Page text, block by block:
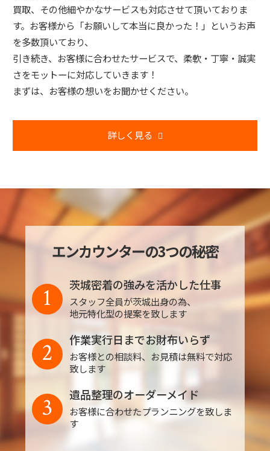
買取、その他細やかなサービスも対応させて頂いておりま
す。お客様から「お願いして本当に良かった！」というお声
を多数頂いており、
引き続き、お客様に合わせたサービスで、柔軟・丁寧・誠実
さをモットーに対応していきます！
まずは、お客様の想いをお聞かせください。
詳しく見る
エンカウンターの3つの秘密
茨城密着の強みを活かした仕事
スタッフ全員が茨城出身の為、
地元特化型の提案を致します
1
作業実行日までお財布いらず
お客様との相談料、お見積は無料で対応
致します
2
遺品整理のオーダーメイド
お客様に合わせたプランニングを致しま
す
3